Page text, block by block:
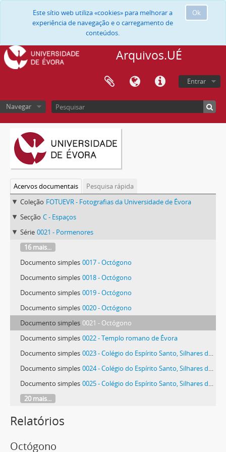
Ok
Este sítio web utiliza «cookies» para melhorar a
experiência de navegação e o carregamento de
conteúdos.
Arquivos.UÉ
Entrar
Navegar
Acervos documentais
Pesquisa rápida
Coleção FOTUEVR - Fotografias da Universidade de Évora
Secção C - Espaços
Série 0021 - Pormenores
16 mais...
Documento simples 0017 - Octógono
Documento simples 0018 - Octógono
Documento simples 0019 - Octógono
Documento simples 0020 - Octógono
Documento simples 0021 - Octógono
Documento simples 0022 - Templo romano de Évora
Documento simples 0023 - Colégio do Espírito Santo, Silhares da Sala 106
Documento simples 0024 - Colégio do Espírito Santo, Silhares da Sala 106
Documento simples 0025 - Colégio do Espírito Santo, Silhares da Sala 106
20 mais...
Relatórios
Octógono